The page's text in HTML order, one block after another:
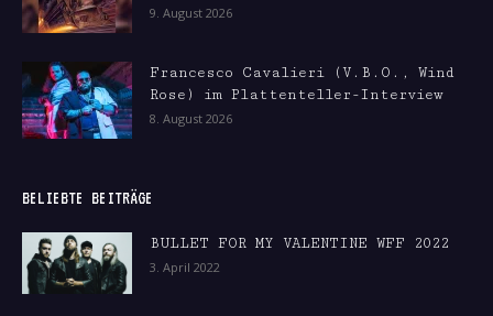
9. August 2026
Francesco Cavalieri (V.B.O., Wind
Rose) im Plattenteller-Interview
8. August 2026
BELIEBTE BEITRÄGE
BULLET FOR MY VALENTINE WFF 2022
3. April 2022